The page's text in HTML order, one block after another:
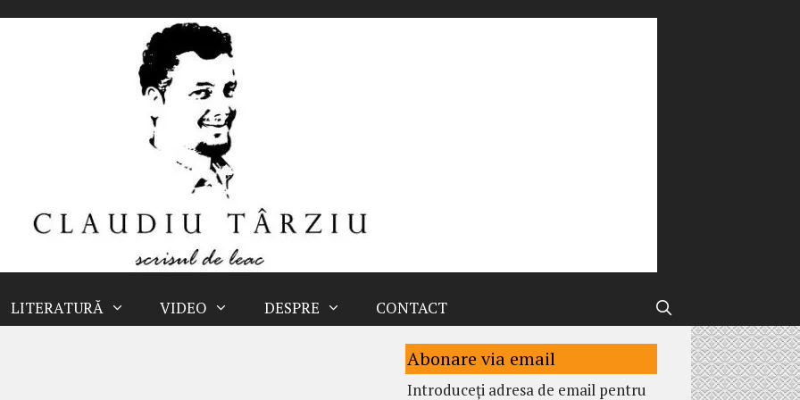
LITERATURĂ VIDEO DESPRE CONTACT
Abonare via email
Introduceți adresa de email pentru